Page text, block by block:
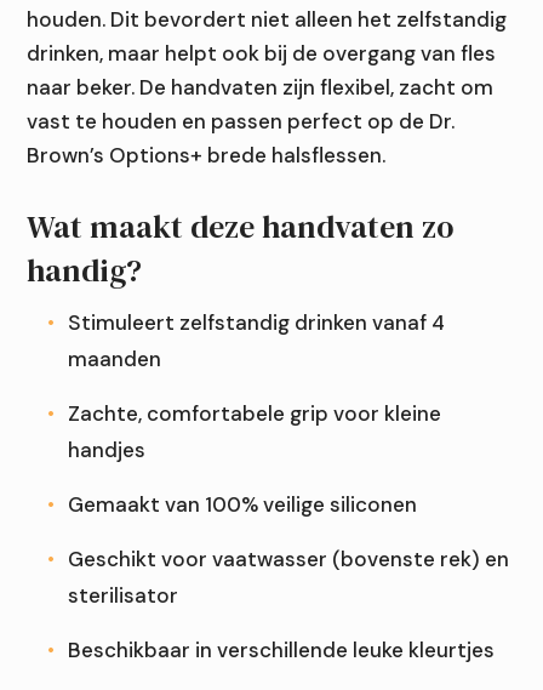
houden. Dit bevordert niet alleen het zelfstandig
drinken, maar helpt ook bij de overgang van fles
naar beker. De handvaten zijn flexibel, zacht om
vast te houden en passen perfect op de Dr.
Brown’s Options+ brede halsflessen.
Wat maakt deze handvaten zo
handig?
Stimuleert zelfstandig drinken vanaf 4
maanden
Zachte, comfortabele grip voor kleine
handjes
Gemaakt van 100% veilige siliconen
Geschikt voor vaatwasser (bovenste rek) en
sterilisator
Beschikbaar in verschillende leuke kleurtjes